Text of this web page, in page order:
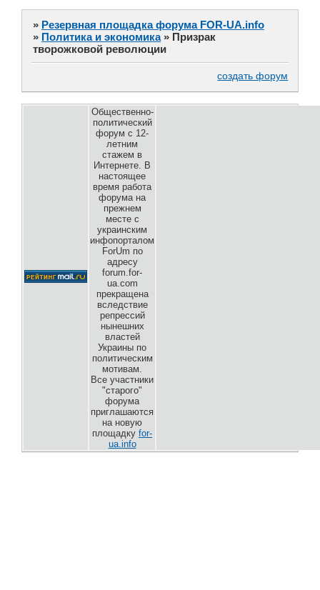
» Резервная площадка форума FOR-UA.info
» Политика и экономика » Призрак
творожковой революции
создать форум
Общественно-
политический
форум с 12-
летним
стажем в
Интернете. В
настоящее
время работа
форума на
прежнем
месте с
украинским
инфопорталом
ForUm по
адресу
forum.for-
ua.com
прекращена
вследствие
репрессий
нынешних
властей
Украины по
политическим
мотивам.
Все участники
"старого"
форума
приглашаются
на новую
площадку for-
ua.info